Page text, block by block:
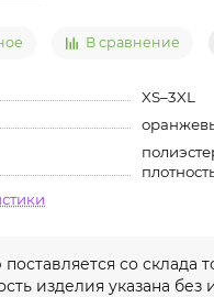
В сравнение
XS–3XL
поставляется со склада
изделия указана без